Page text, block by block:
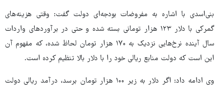
بنی‌اسدی با اشاره به مفروضات بودجه‌ای دولت گفت: وقتی هزینه‌های
گمرکی با دلار ۱۲۳ هزار تومانی بسته شده و حتی در برآوردهای واردات
سال آینده نرخ‌هایی نزدیک به ۱۷۰ هزار تومان لحاظ شده، که مفهوم آن
این است که دولت منابع ریالی خود را با دلار بالا تنظیم کرده است.
وی ادامه داد: اگر دلار به زیر ۱۰۰ هزار تومان برسد، درآمد ریالی دولت